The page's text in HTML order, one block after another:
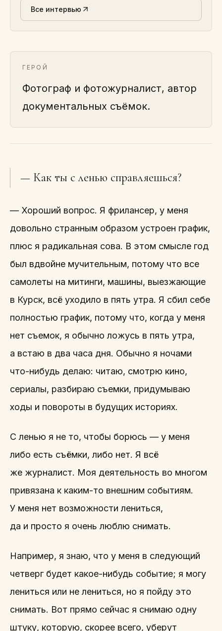
Все интервью
ГЕРОЙ
Фотограф и фотожурналист, автор
документальных съёмок.
— Как ты с ленью справляешься?
— Хороший вопрос. Я фрилансер, у меня
довольно странным образом устроен график,
плюс я радикальная сова. В этом смысле год
был вдвойне мучительным, потому что все
самолеты на митинги, машины, выезжающие
в Курск, всё уходило в пять утра. Я сбил себе
полностью график, потому что, когда у меня
нет съемок, я обычно ложусь в пять утра,
а встаю в два часа дня. Обычно я ночами
что-нибудь делаю: читаю, смотрю кино,
сериалы, разбираю съемки, придумываю
ходы и повороты в будущих историях.
С ленью я не то, чтобы борюсь — у меня
либо есть съёмки, либо нет. Я всё
же журналист. Моя деятельность во многом
привязана к каким-то внешним событиям.
У меня нет возможности лениться,
да и просто я очень люблю снимать.
Например, я знаю, что у меня в следующий
четверг будет какое-нибудь событие; я могу
лениться или не лениться, но я пойду это
снимать. Вот прямо сейчас я снимаю одну
штуку, которую, скорее всего, уберут